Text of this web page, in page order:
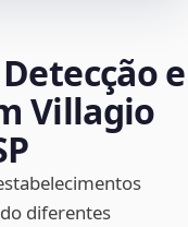
e
Villagio
diferentes